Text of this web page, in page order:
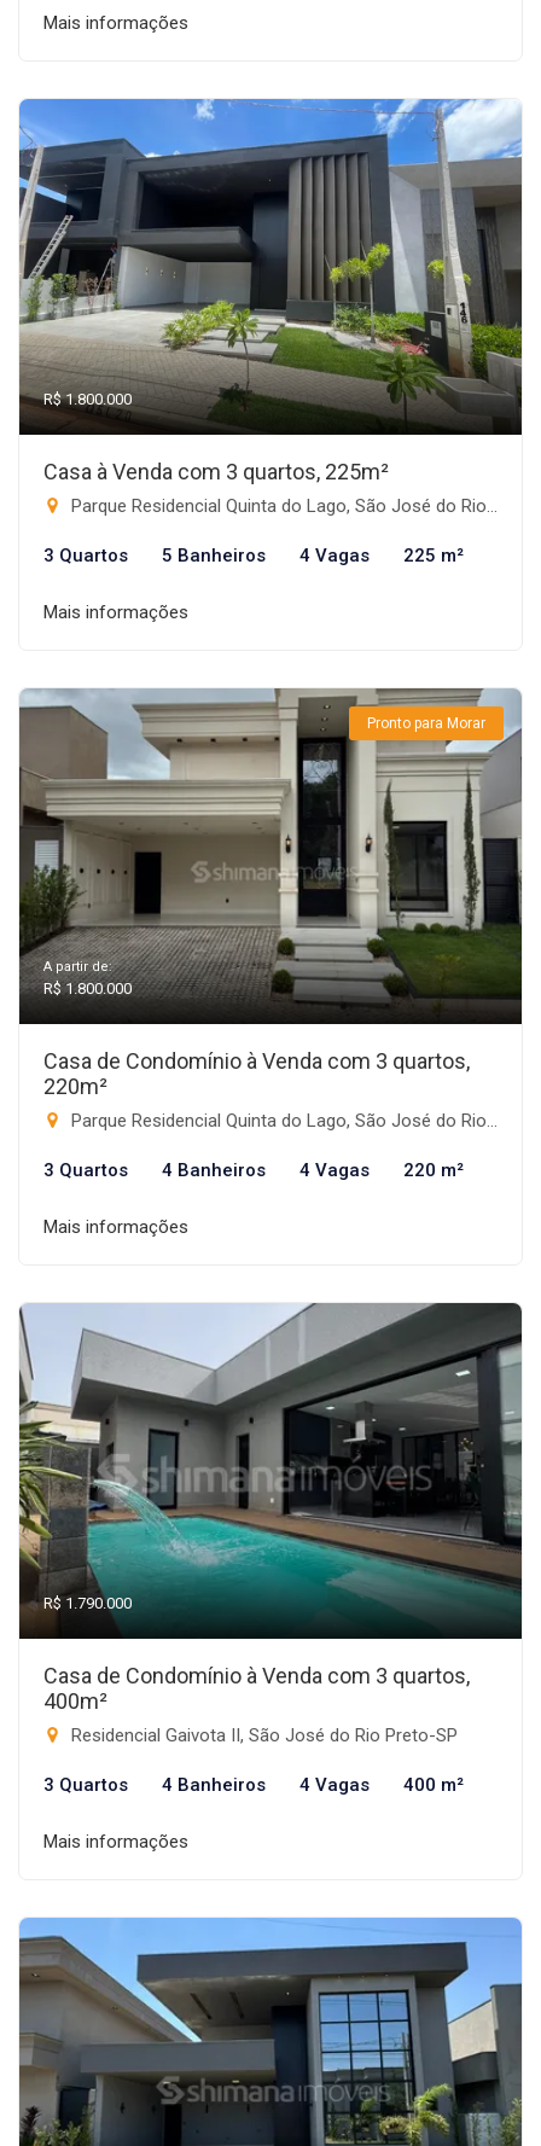
Mais informações
R$ 1.800.000
Casa à Venda com 3 quartos, 225m²
Parque Residencial Quinta do Lago, São José do Rio Preto-SP
3 Quartos 5 Banheiros 4 Vagas 225 m²
Mais informações
Pronto para Morar
A partir de:
R$ 1.800.000
Casa de Condomínio à Venda com 3 quartos,
220m²
Parque Residencial Quinta do Lago, São José do Rio Preto-SP
3 Quartos 4 Banheiros 4 Vagas 220 m²
Mais informações
R$ 1.790.000
Casa de Condomínio à Venda com 3 quartos,
400m²
Residencial Gaivota II, São José do Rio Preto-SP
3 Quartos 4 Banheiros 4 Vagas 400 m²
Mais informações